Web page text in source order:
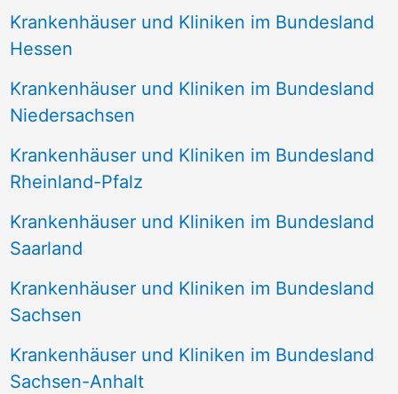
Krankenhäuser und Kliniken im Bundesland
Hessen
Krankenhäuser und Kliniken im Bundesland
Niedersachsen
Krankenhäuser und Kliniken im Bundesland
Rheinland-Pfalz
Krankenhäuser und Kliniken im Bundesland
Saarland
Krankenhäuser und Kliniken im Bundesland
Sachsen
Krankenhäuser und Kliniken im Bundesland
Sachsen-Anhalt